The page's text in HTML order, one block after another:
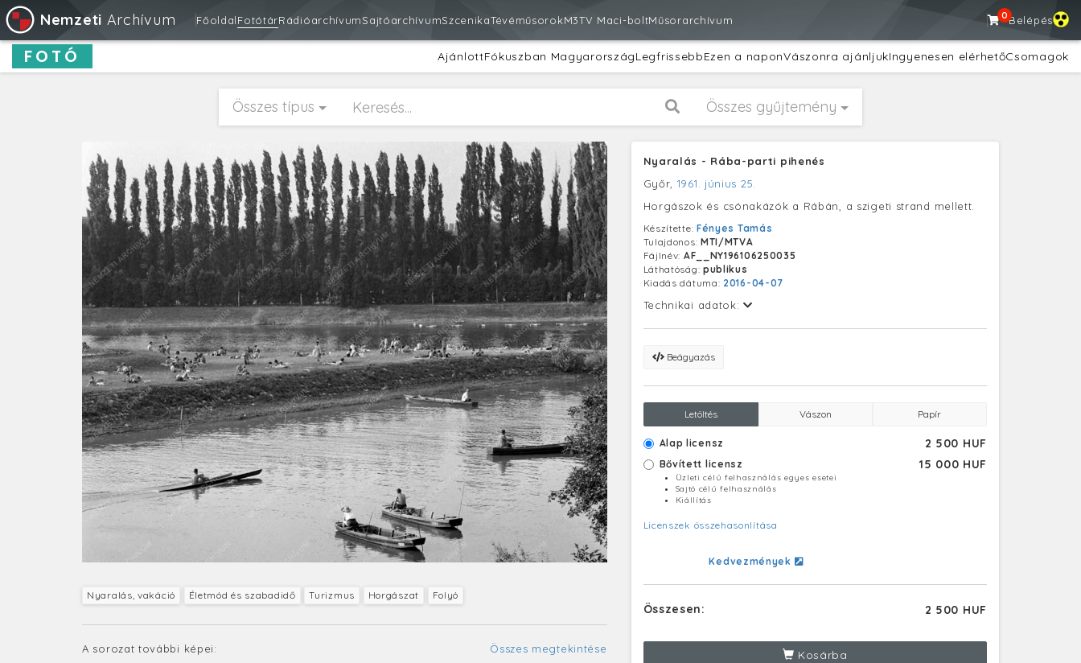
Nemzeti Archívum FőoldalFotótárRádióarchívumSajtóarchívumSzcenikaTévéműsorokM3TV Maci-boltMűsorarchívum 0Belépés
FOTÓ AjánlottFókuszban MagyarországLegfrissebbEzen a naponVászonra ajánljukIngyenesen elérhetőCsomagok
Összes típus Összes gyűjtemény
Nyaralás, vakáció Életmód és szabadidő Turizmus Horgászat Folyó
A sorozat további képei: Összes megtekintése
Nyaralás - Rába-parti pihenés
Győr, 1961. június 25.
Horgászok és csónakázók a Rábán, a szigeti strand mellett.
Készítette: Fényes Tamás
Tulajdonos: MTI/MTVA
Fájlnév: AF__NY196106250035
Láthatóság: publikus
Kiadás dátuma: 2016-04-07
Technikai adatok:
Beágyazás
Letöltés Vászon Papír
Alap licensz 2 500 HUF
Bővített licensz 15 000 HUF
Üzleti célú felhasználás egyes esetei
Sajtó célú felhasználás
Kiállítás
Licenszek összehasonlítása
Kedvezmények
Összesen: 2 500 HUF
Kosárba